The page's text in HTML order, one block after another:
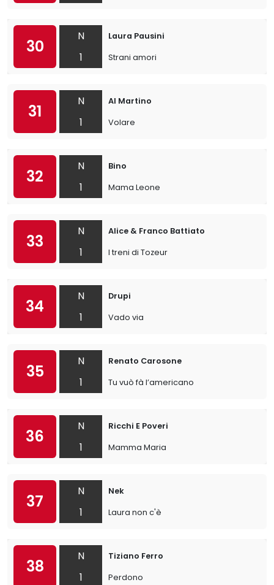
30
N
1
Laura Pausini
Strani amori
31
N
1
Al Martino
Volare
32
N
1
Bino
Mama Leone
33
N
1
Alice & Franco Battiato
I treni di Tozeur
34
N
1
Drupi
Vado via
35
N
1
Renato Carosone
Tu vuò fà l’americano
36
N
1
Ricchi E Poveri
Mamma Maria
37
N
1
Nek
Laura non c'è
38
N
1
Tiziano Ferro
Perdono